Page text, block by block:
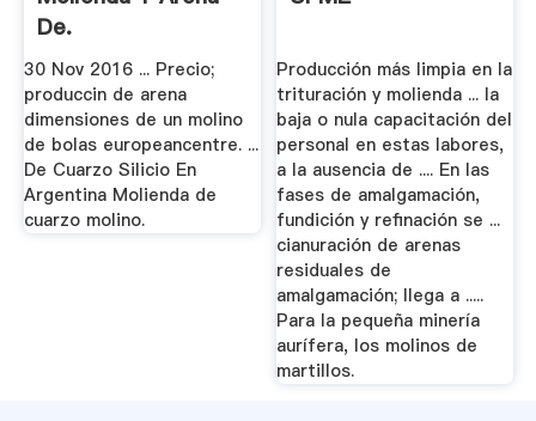
De.
30 Nov 2016 ... Precio;
produccin de arena
dimensiones de un molino
de bolas europeancentre. ...
De Cuarzo Silicio En
Argentina Molienda de
cuarzo molino.
Producción más limpia en la
trituración y molienda ... la
baja o nula capacitación del
personal en estas labores,
a la ausencia de .... En las
fases de amalgamación,
fundición y refinación se ...
cianuración de arenas
residuales de
amalgamación; llega a .....
Para la pequeña minería
aurífera, los molinos de
martillos.